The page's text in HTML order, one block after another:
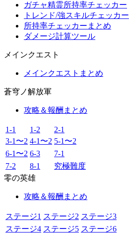
ガチャ精霊所持率チェッカー
トレンド/強スキルチェッカー
所持率チェッカーまとめ
ダメージ計算ツール
メインクエスト
メインクエストまとめ
蒼穹ノ解放軍
攻略＆報酬まとめ
1-1 1-2
2-1
3-1〜2 4-1〜2 5-1〜2
6-1〜2 6-3
7-1
7-2
8-1
究極難度
零の英雄
攻略＆報酬まとめ
ステージ1 ステージ2 ステージ3
ステージ4 ステージ5 ステージ6